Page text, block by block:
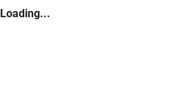
Loading...